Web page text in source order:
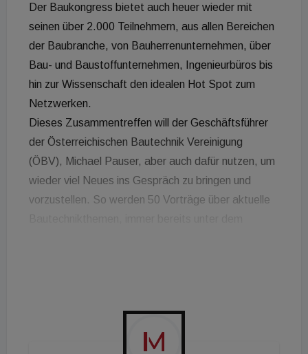
Der Baukongress bietet auch heuer wieder mit
seinen über 2.000 Teilnehmern, aus allen Bereichen
der Baubranche, von Bauherrenunternehmen, über
Bau- und Baustoffunternehmen, Ingenieurbüros bis
hin zur Wissenschaft den idealen Hot Spot zum
Netzwerken.
Dieses Zusammentreffen will der Geschäftsführer
der Österreichischen Bautechnik Vereinigung
(ÖBV), Michael Pauser, aber auch dafür nutzen, um
wieder viel Neues ins Gespräch zu bringen und
vorzustellen. So werden 50 Vorträge über aktuelle
Digitalisierung präsentieren werden. Vorgestellt
wird ebenfalls ein brandneues Service im Bereich